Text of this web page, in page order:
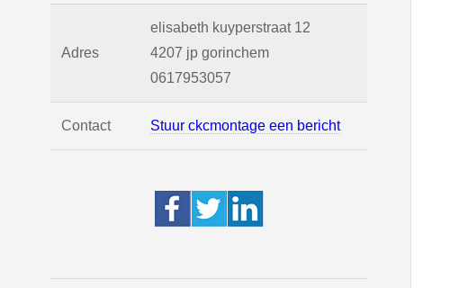
Adres
elisabeth kuyperstraat 12
4207 jp gorinchem
0617953057
Contact Stuur ckcmontage een bericht